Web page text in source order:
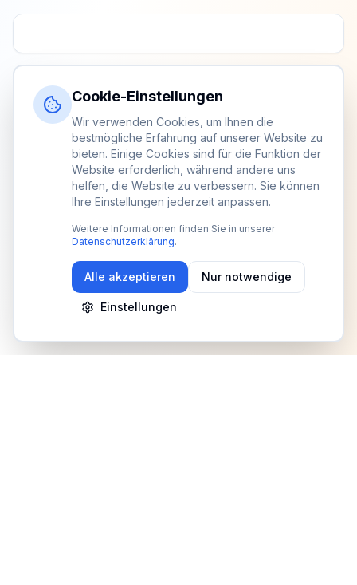
Cookie-Einstellungen
Wir verwenden Cookies, um Ihnen die
bestmögliche Erfahrung auf unserer Website zu
bieten. Einige Cookies sind für die Funktion der
Website erforderlich, während andere uns
helfen, die Website zu verbessern. Sie können
Ihre Einstellungen jederzeit anpassen.
Weitere Informationen finden Sie in unserer
Datenschutzerklärung.
Alle akzeptieren Nur notwendige
Einstellungen